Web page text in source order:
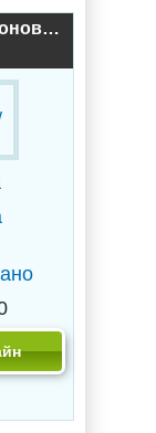
Последний хранитель драконов / Ная Геярова